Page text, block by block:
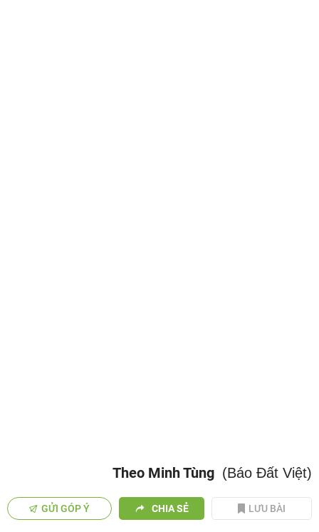
Theo Minh Tùng (Báo Đất Việt)
GỬI GÓP Ý CHIA SẺ LƯU BÀI